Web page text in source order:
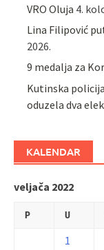
VRO Oluja 4.
Lina Filipović
2026.
9 medalja za
Kutinska
oduzela dva
KALENDAR
veljača 2022
P U
1